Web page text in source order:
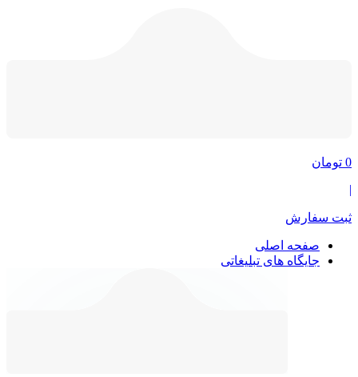
0 تومان
|
ثبت سفارش
صفحه اصلی
جایگاه های تبلیغاتی